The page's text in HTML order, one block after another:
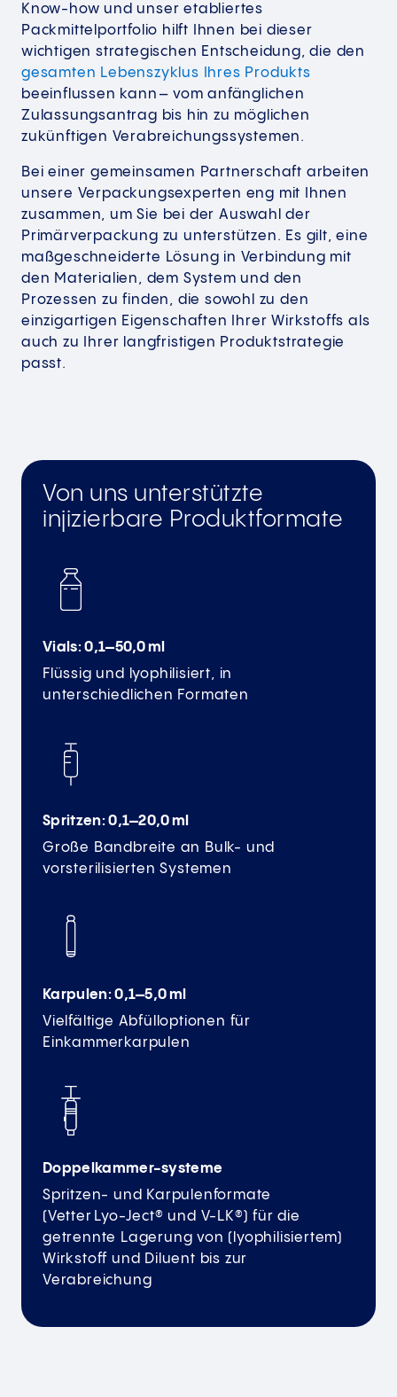
Know-how und unser etabliertes
Packmittelportfolio hilft Ihnen bei dieser
wichtigen strategischen Entscheidung, die den
gesamten Lebenszyklus Ihres Produkts
beeinflussen kann – vom anfänglichen
Zulassungsantrag bis hin zu möglichen
zukünftigen Verabreichungssystemen.
Bei einer gemeinsamen Partnerschaft arbeiten
unsere Verpackungsexperten eng mit Ihnen
zusammen, um Sie bei der Auswahl der
Primärverpackung zu unterstützen. Es gilt, eine
maßgeschneiderte Lösung in Verbindung mit
den Materialien, dem System und den
Prozessen zu finden, die sowohl zu den
einzigartigen Eigenschaften Ihrer Wirkstoffs als
auch zu Ihrer langfristigen Produktstrategie
passt.
Von uns unterstützte
injizierbare Produktformate
Vials: 0,1–50,0 ml
Flüssig und lyophilisiert, in
unterschiedlichen Formaten
Spritzen: 0,1–20,0 ml
Große Bandbreite an Bulk- und
vorsterilisierten Systemen
Karpulen: 0,1–5,0 ml
Vielfältige Abfülloptionen für
Einkammerkarpulen
Doppelkammer-systeme
Spritzen- und Karpulenformate
(Vetter Lyo-Ject® und V-LK®) für die
getrennte Lagerung von (lyophilisiertem)
Wirkstoff und Diluent bis zur
Verabreichung